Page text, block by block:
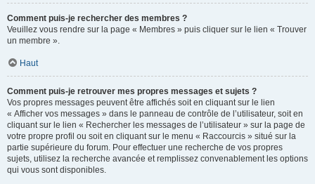
Comment puis-je rechercher des membres ?
Veuillez vous rendre sur la page « Membres » puis cliquer sur le lien « Trouver
un membre ».
Haut
Comment puis-je retrouver mes propres messages et sujets ?
Vos propres messages peuvent être affichés soit en cliquant sur le lien
« Afficher vos messages » dans le panneau de contrôle de l’utilisateur, soit en
cliquant sur le lien « Rechercher les messages de l’utilisateur » sur la page de
votre propre profil ou soit en cliquant sur le menu « Raccourcis » situé sur la
partie supérieure du forum. Pour effectuer une recherche de vos propres
sujets, utilisez la recherche avancée et remplissez convenablement les options
qui vous sont disponibles.